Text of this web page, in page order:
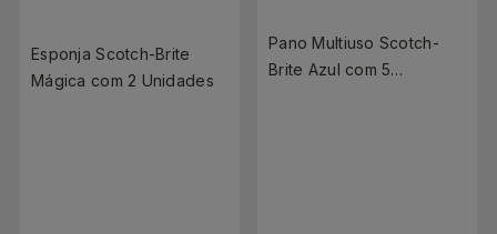
Esponja Scotch-Brite
Mágica com 2 Unidades
Pano Multiuso Scotch-
Brite Azul com 5